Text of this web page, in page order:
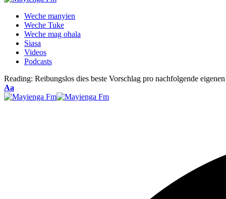
Weche manyien
Weche Tuke
Weche mag ohala
Siasa
Videos
Podcasts
Reading: Reibungslos dies beste Vorschlag pro nachfolgende
Font
Resizer
Aa